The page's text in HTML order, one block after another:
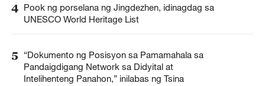
4 Pook ng porselana ng Jingdezhen, idinagdag sa
UNESCO World Heritage List
5
“Dokumento ng Posisyon sa Pamamahala sa
Pandaigdigang Network sa Didyital at
Intelihenteng Panahon,” inilabas ng Tsina